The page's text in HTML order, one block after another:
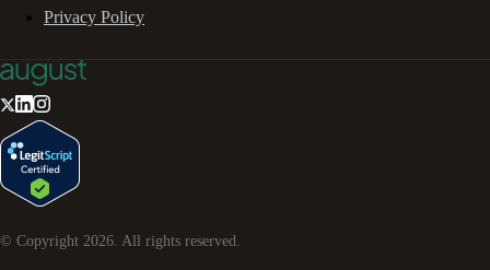
Privacy Policy
© Copyright 2026. All rights reserved.